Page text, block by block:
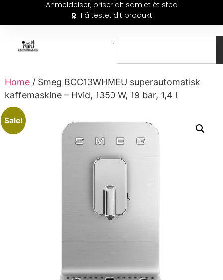
Anmeldelser, priser alt samlet ét sted
Få testet dit produkt
Home / Smeg BCC13WHMEU superautomatisk
kaffemaskine – Hvid, 1350 W, 19 bar, 1,4 l
Sale!